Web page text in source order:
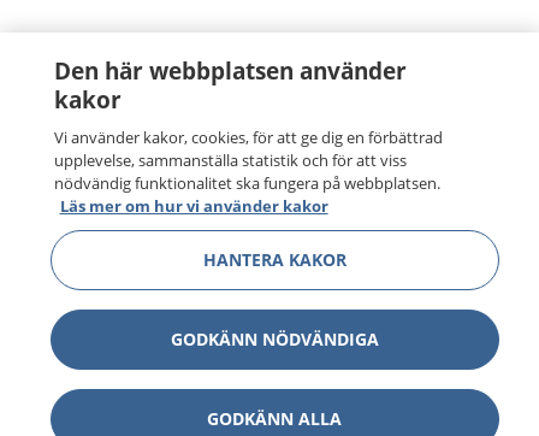
Den här webbplatsen använder
kakor
Vi använder kakor, cookies, för att ge dig en förbättrad
upplevelse, sammanställa statistik och för att viss
nödvändig funktionalitet ska fungera på webbplatsen.
Läs mer om hur vi använder kakor
HANTERA KAKOR
GODKÄNN NÖDVÄNDIGA
GODKÄNN ALLA